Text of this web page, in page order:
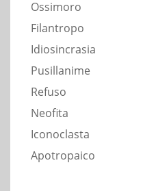
Ossimoro
Filantropo
Idiosincrasia
Pusillanime
Refuso
Neofita
Iconoclasta
Apotropaico